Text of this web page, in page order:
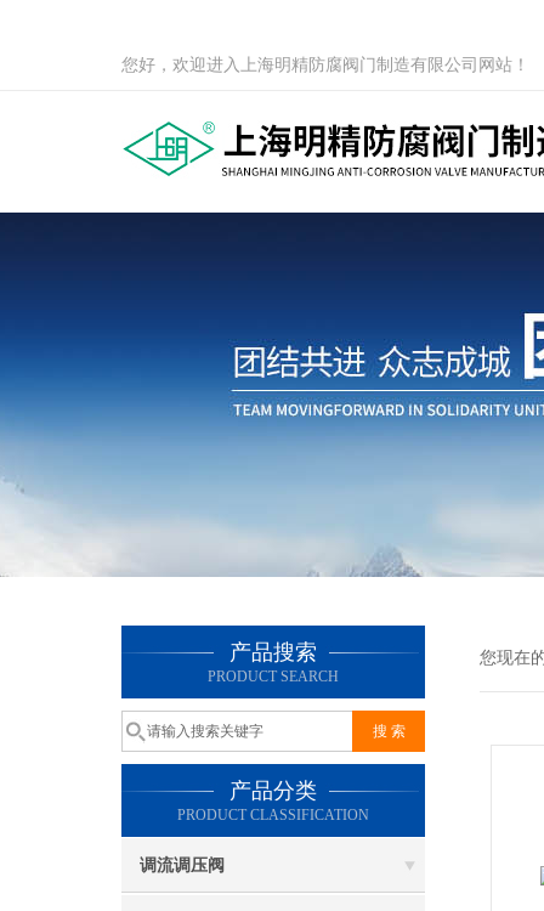
您好，欢迎进入上海明精防腐阀门制造有限公司网站！
产品搜索
PRODUCT SEARCH
产品分类
PRODUCT CLASSIFICATION
调流调压阀
您现在